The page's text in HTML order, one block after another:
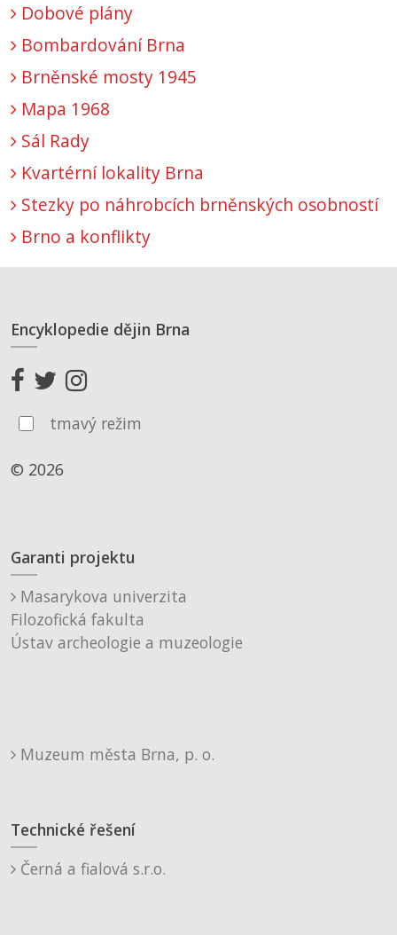
Dobové plány
Bombardování Brna
Brněnské mosty 1945
Mapa 1968
Sál Rady
Kvartérní lokality Brna
Stezky po náhrobcích brněnských osobností
Brno a konflikty
Encyklopedie dějin Brna
tmavý režim
© 2026
Garanti projektu
Masarykova univerzita
Filozofická fakulta
Ústav archeologie a muzeologie
Muzeum města Brna, p. o.
Technické řešení
Černá a fialová s.r.o.